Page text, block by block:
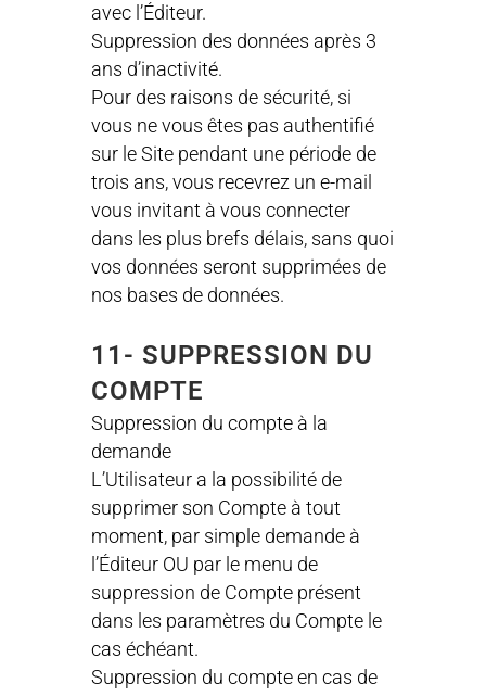
avec l’Éditeur.
Suppression des données après 3
ans d’inactivité.
Pour des raisons de sécurité, si
vous ne vous êtes pas authentifié
sur le Site pendant une période de
trois ans, vous recevrez un e-mail
vous invitant à vous connecter
dans les plus brefs délais, sans quoi
vos données seront supprimées de
nos bases de données.
11- SUPPRESSION DU
COMPTE
Suppression du compte à la
demande
L’Utilisateur a la possibilité de
supprimer son Compte à tout
moment, par simple demande à
l’Éditeur OU par le menu de
suppression de Compte présent
dans les paramètres du Compte le
cas échéant.
Suppression du compte en cas de